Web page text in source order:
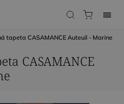
tapeta CASAMANCE Auteuil - Marine
CASAMANCE